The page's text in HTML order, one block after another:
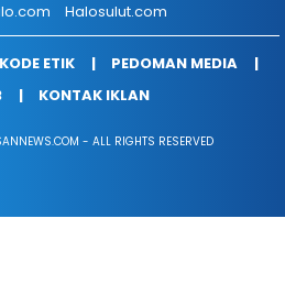
Halosulut.com
KODE ETIK
PEDOMAN MEDIA
KONTAK IKLAN
- ALL RIGHTS RESERVED